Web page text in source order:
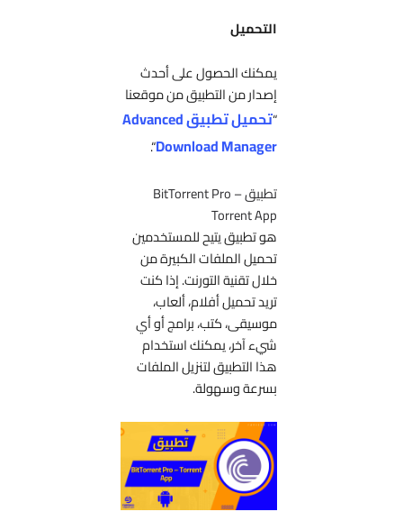
التحميل
يمكنك الحصول على أحدث
إصدار من التطبيق من موقعنا
تحميل تطبيق Advanced
Download Manager
“.
تطبيق BitTorrent Pro –
Torrent App
هو تطبيق يتيح للمستخدمين
تحميل الملفات الكبيرة من
خلال تقنية التورنت. إذا كنت
تريد تحميل أفلام، ألعاب،
موسيقى، كتب، برامج أو أي
شيء آخر، يمكنك استخدام
هذا التطبيق لتنزيل الملفات
بسرعة وسهولة.